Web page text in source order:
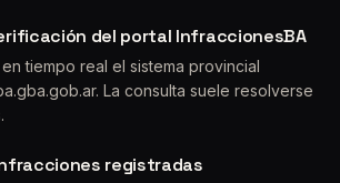
del portal InfraccionesBA
tiempo real el sistema provincial
La consulta suele resolverse
registradas